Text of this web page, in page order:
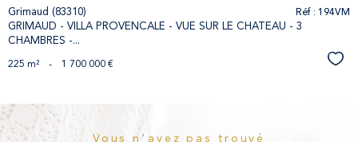
Grimaud (83310)
GRIMAUD - VILLA PROVENCALE - VUE SUR LE CHATEAU - 3
CHAMBRES -...
Réf : 194VM
225 m² - 1 700 000 €
Vous n'avez pas trouvé